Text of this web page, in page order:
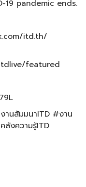
19 pandemic ends.
itd.th/
featured
นสัมมนาITD #งาน
งความรู้ITD